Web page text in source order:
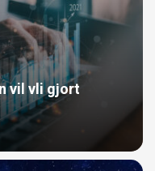
vil vli gjort